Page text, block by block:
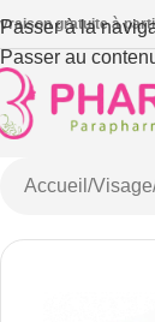
Passer à la
Passer au
gratuite à
Accueil /Visage